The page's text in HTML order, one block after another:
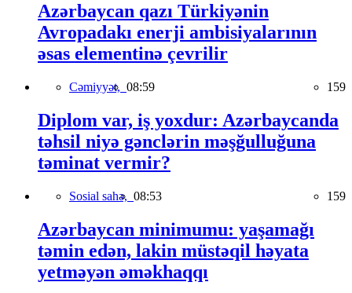
Azərbaycan qazı Türkiyənin
Avropadakı enerji ambisiyalarının
əsas elementinə çevrilir
Cəmiyyət, 08:59 159
Diplom var, iş yoxdur: Azərbaycanda
təhsil niyə gənclərin məşğulluğuna
təminat vermir?
Sosial sahə, 08:53 159
Azərbaycan minimumu: yaşamağı
təmin edən, lakin müstəqil həyata
yetməyən əməkhaqqı